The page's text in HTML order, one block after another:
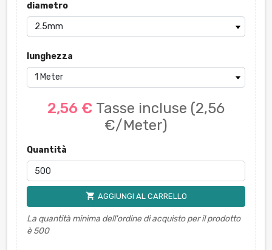
diametro
lunghezza
2,56 € Tasse incluse (2,56
€/Meter)
Quantità
shopping_cart AGGIUNGI AL CARRELLO
La quantità minima dell'ordine di acquisto per il prodotto
è 500